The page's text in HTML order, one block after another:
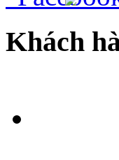
Khách